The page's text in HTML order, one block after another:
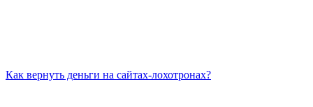
Как вернуть деньги на сайтах-лохотронах?